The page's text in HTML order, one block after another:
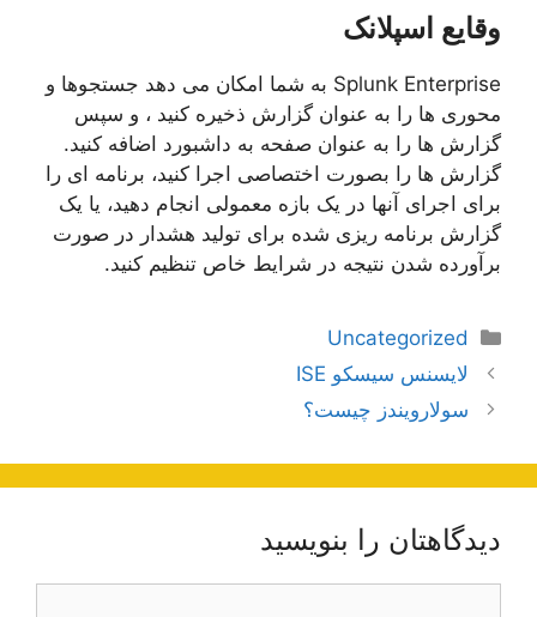
وقایع اسپلانک
Splunk Enterprise به شما امکان می دهد جستجوها و
محوری ها را به عنوان گزارش ذخیره کنید ، و سپس
گزارش ها را به عنوان صفحه به داشبورد اضافه کنید.
گزارش ها را بصورت اختصاصی اجرا کنید، برنامه ای را
برای اجرای آنها در یک بازه معمولی انجام دهید، یا یک
گزارش برنامه ریزی شده برای تولید هشدار در صورت
برآورده شدن نتیجه در شرایط خاص تنظیم کنید.
دسته‌ها
Uncategorized
ناوبری
نوشته‌ها
لایسنس سیسکو ISE
سولارویندز چیست؟
دیدگاهتان را بنویسید